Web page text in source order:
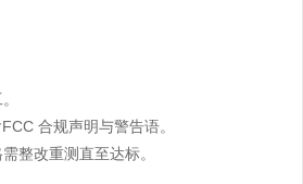
合规声明与警告语。
整改重测直至达标。